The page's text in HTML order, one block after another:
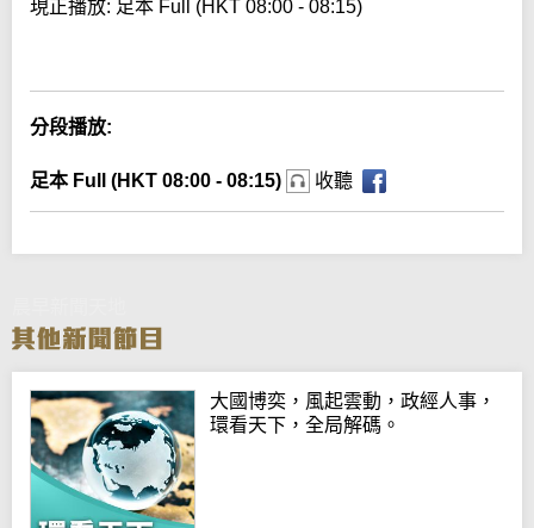
現正播放: 足本 Full (HKT 08:00 - 08:15)
分段播放:
足本 Full (HKT 08:00 - 08:15) 收聽
大國博奕，風起雲動，政經人事，
環看天下，全局解碼。